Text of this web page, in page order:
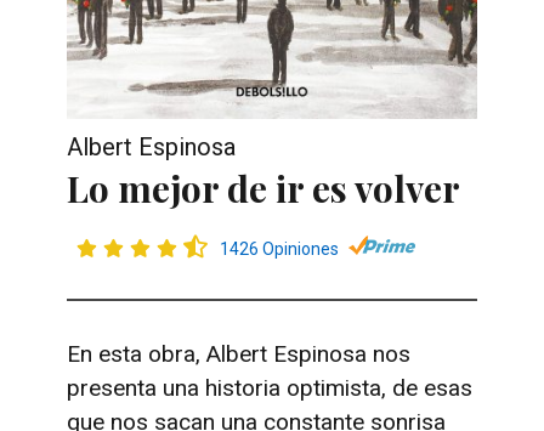
Albert Espinosa
Lo mejor de ir es volver
1426 Opiniones
En esta obra, Albert Espinosa nos
presenta una historia optimista, de esas
que nos sacan una constante sonrisa